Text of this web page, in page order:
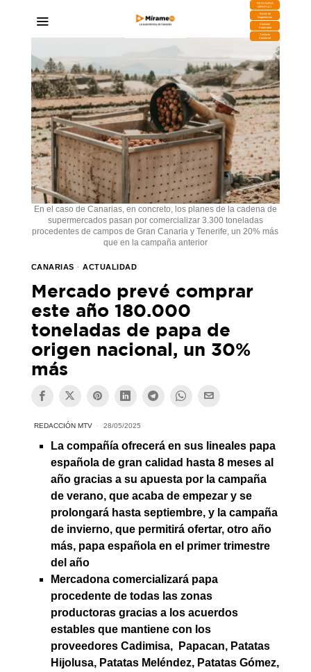
DESCARGA
MIRAPLAY
Buzón de
Sugerencias
Contratar
Publicidad
Contacto
Comercial
En el caso de Canarias, en concreto, los planes de la cadena de
supermercados pasan por comercializar 3.300 toneladas
procedentes de campos de Gran Canaria y Tenerife, un 20% más
que en la campaña anterior
CANARIAS · ACTUALIDAD
Mercado prevé comprar
este año 180.000
toneladas de papa de
origen nacional, un 30%
más
REDACCIÓN MTV 28/05/2025
La compañía ofrecerá en sus lineales papa
española de gran calidad hasta 8 meses al
año gracias a su apuesta por la campaña
de verano, que acaba de empezar y se
prolongará hasta septiembre, y la campaña
de invierno, que permitirá ofertar, otro año
más, papa española en el primer trimestre
del año
Mercadona comercializará papa
procedente de todas las zonas
productoras gracias a los acuerdos
estables que mantiene con los
proveedores Cadimisa, Papacan, Patatas
Hijolusa, Patatas Meléndez, Patatas Gómez,